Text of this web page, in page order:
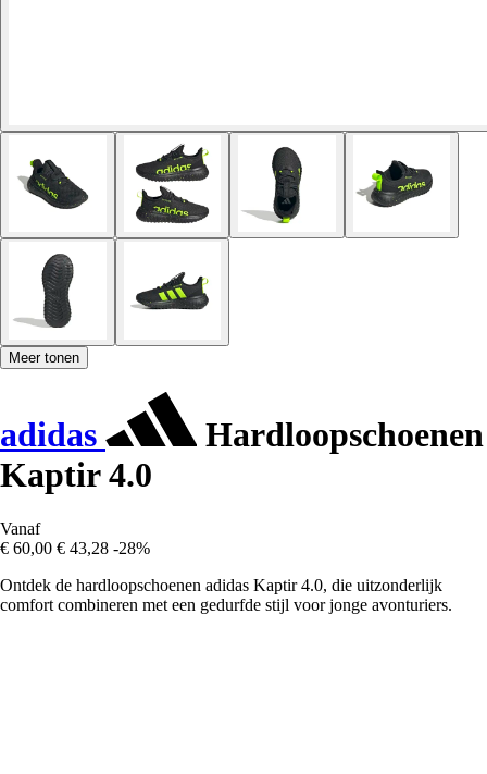
Meer tonen
adidas
Hardloopschoenen
Kaptir 4.0
Vanaf
€ 60,00 € 43,28 -28%
Ontdek de hardloopschoenen adidas Kaptir 4.0, die uitzonderlijk
comfort combineren met een gedurfde stijl voor jonge avonturiers.